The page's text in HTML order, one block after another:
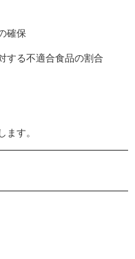
確保
する不適合食品の割合
す。